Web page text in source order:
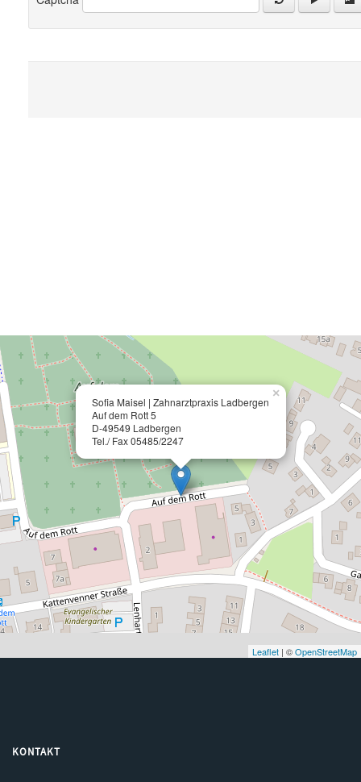
×
Sofia Maisel | Zahnarztpraxis Ladbergen
Auf dem Rott 5
D-49549 Ladbergen
Tel./ Fax 05485/2247
Leaflet | ©OpenStreetMap
KONTAKT